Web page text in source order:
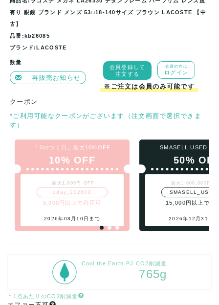
有り 眼鏡 ブランド メンズ 53□18-140サイズ ブラウン LACOSTE 【中
古】
品番:kb26085
ブランド:LACOSTE
数量
再販売お知らせ
会員登録して
注文する
会員の方は
ログイン
※ご注文は会員のみ可能です
クーポン
*ご利用可能なクーポンがございます（注文画面で選択できま
す）
「0のつく日」最大10%OFF
10% OFF
最大1,000円 OFF
1day_202608
5,000円以上で利用可
2026年08月10日まで
SMASELL USED ま
50%
最大1,000,000円
15,000円以上で利
2026年12月31日
Cool the Earth PJ CO2削減量
765g
＊1点あたりのCO2削減量